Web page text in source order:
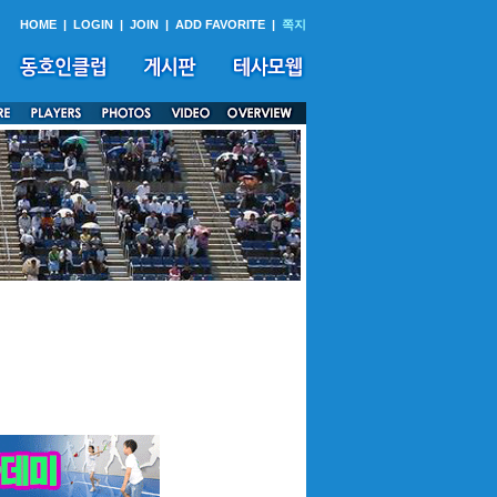
HOME | LOGIN | JOIN | ADD FAVORITE | 쪽지